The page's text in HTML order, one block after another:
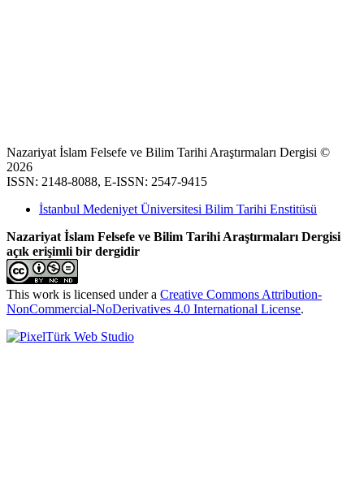
Nazariyat İslam Felsefe ve Bilim Tarihi Araştırmaları Dergisi ©
2026
ISSN: 2148-8088, E-ISSN: 2547-9415
İstanbul Medeniyet Üniversitesi Bilim Tarihi Enstitüsü
Nazariyat İslam Felsefe ve Bilim Tarihi Araştırmaları Dergisi
açık erişimli bir dergidir
This work is licensed under a Creative Commons Attribution-
NonCommercial-NoDerivatives 4.0 International License.